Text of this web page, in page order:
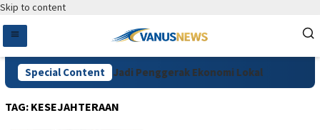
Skip to content
Special Content
Coffee Festival Jadi Penggerak Ekonomi Lokal
TAG: KESEJAHTERAAN